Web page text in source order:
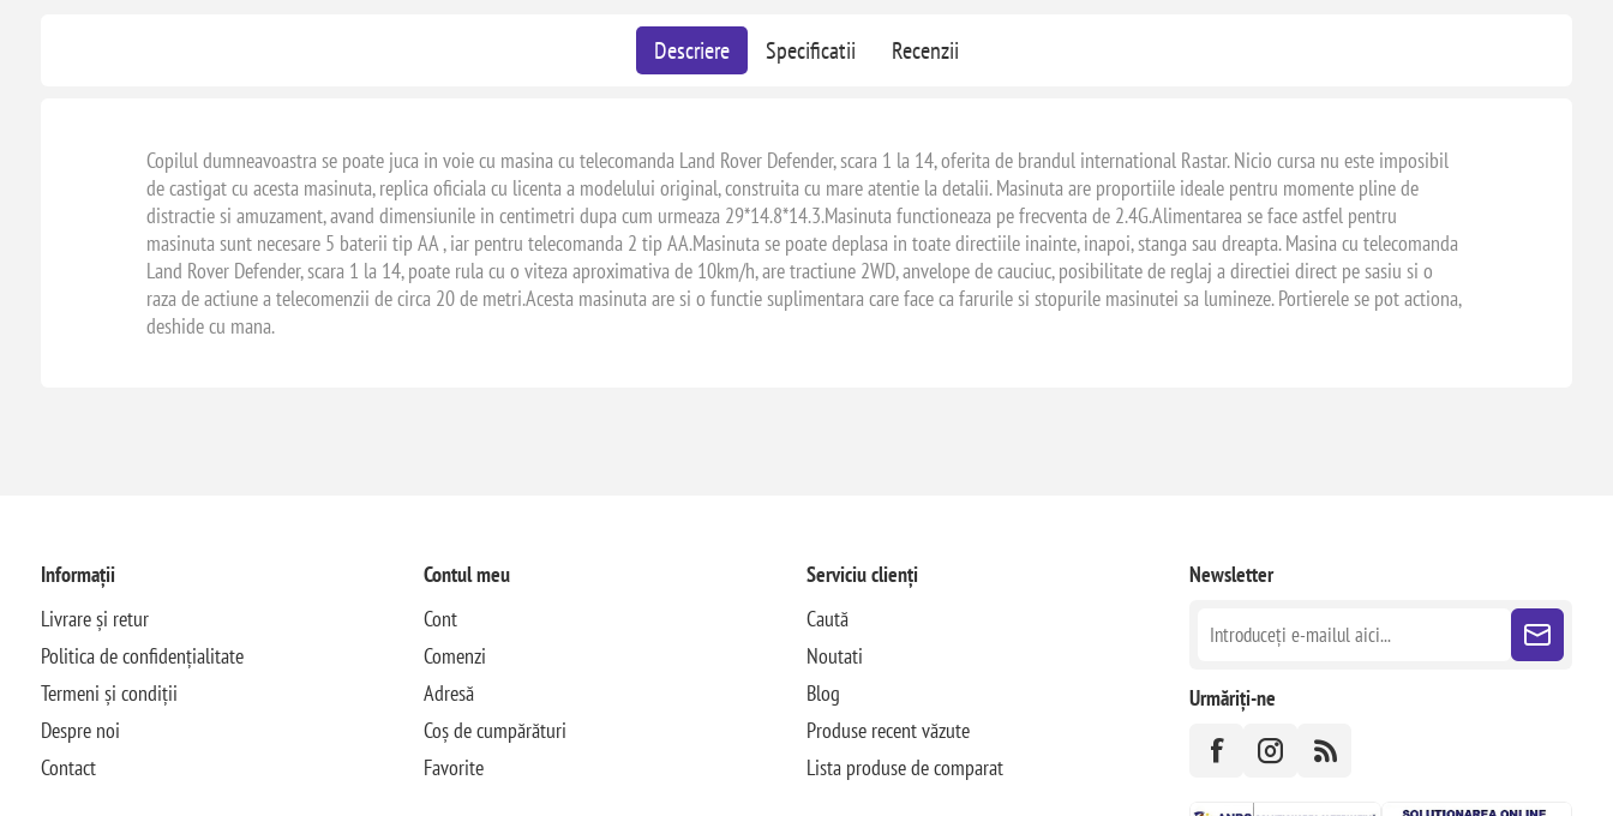
Descriere Specificatii Recenzii
Copilul dumneavoastra se poate juca in voie cu masina cu telecomanda Land Rover Defender, scara 1 la 14, oferita de brandul international Rastar. Nicio cursa nu este imposibil
de castigat cu acesta masinuta, replica oficiala cu licenta a modelului original, construita cu mare atentie la detalii. Masinuta are proportiile ideale pentru momente pline de
distractie si amuzament, avand dimensiunile in centimetri dupa cum urmeaza 29*14.8*14.3.Masinuta functioneaza pe frecventa de 2.4G.Alimentarea se face astfel pentru
masinuta sunt necesare 5 baterii tip AA , iar pentru telecomanda 2 tip AA.Masinuta se poate deplasa in toate directiile inainte, inapoi, stanga sau dreapta. Masina cu telecomanda
Land Rover Defender, scara 1 la 14, poate rula cu o viteza aproximativa de 10km/h, are tractiune 2WD, anvelope de cauciuc, posibilitate de reglaj a directiei direct pe sasiu si o
raza de actiune a telecomenzii de circa 20 de metri.Acesta masinuta are si o functie suplimentara care face ca farurile si stopurile masinutei sa lumineze. Portierele se pot actiona,
deshide cu mana.
Informații
Livrare și retur
Politica de confidențialitate
Termeni și condiții
Despre noi
Contact
Contul meu
Cont
Comenzi
Adresă
Coș de cumpărături
Favorite
Serviciu clienți
Caută
Noutati
Blog
Produse recent văzute
Lista produse de comparat
Newsletter
Urmăriți-ne